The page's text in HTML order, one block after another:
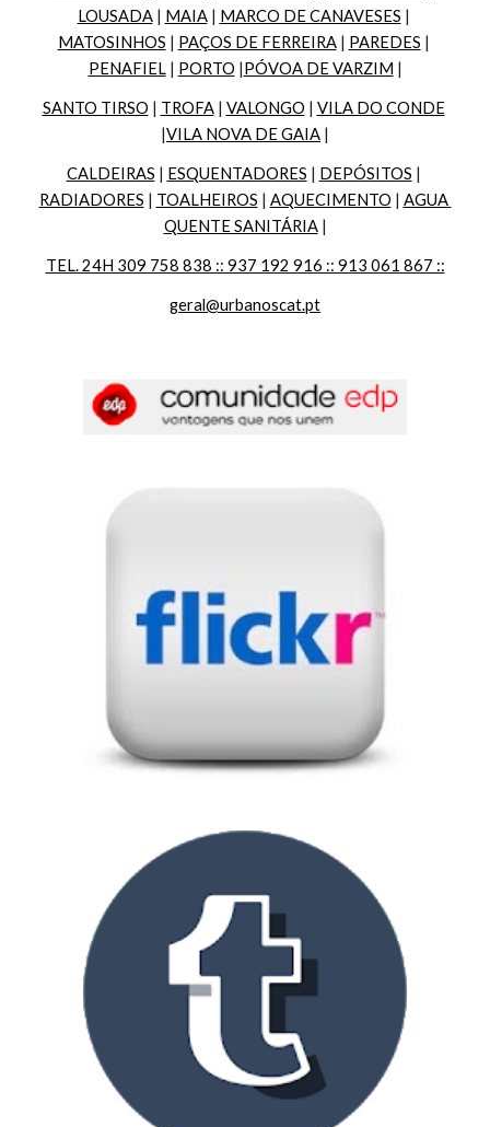
LOUSADA | MAIA | MARCO DE CANAVESES
MATOSINHOS | PAÇOS DE FERREIRA | PAREDES
PENAFIEL | PORTO |PÓVOA DE VARZIM |
SANTO TIRSO | TROFA | VALONGO | VILA DO CONDE
|VILA NOVA DE GAIA |
CALDEIRAS | ESQUENTADORES | DEPÓSITOS
RADIADORES | TOALHEIROS | AQUECIMENTO | AGUA
QUENTE SANITÁRIA |
TEL. 24H 309 758 838 :: 937 192 916 :: 913 061 867 ::
geral@urbanoscat.pt